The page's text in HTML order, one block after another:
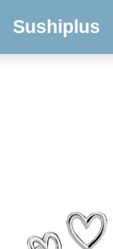
Sushiplus